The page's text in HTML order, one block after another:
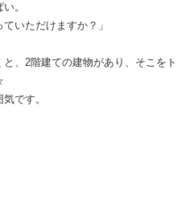
。
いただけますか？」
、2階建ての建物があり、そこをト
です。